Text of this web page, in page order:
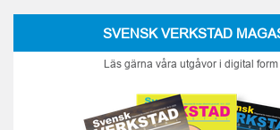
SVENSK VERKSTAD
Läs gärna våra utgåvor i digital form